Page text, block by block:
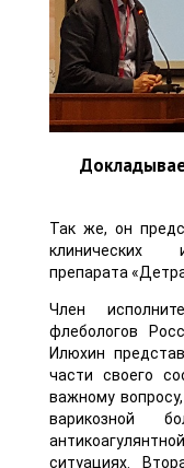
Так же, он
клинических
препарата
Член
флебологов
Илюхин
части своего
важному
варикозной
ситуациях.